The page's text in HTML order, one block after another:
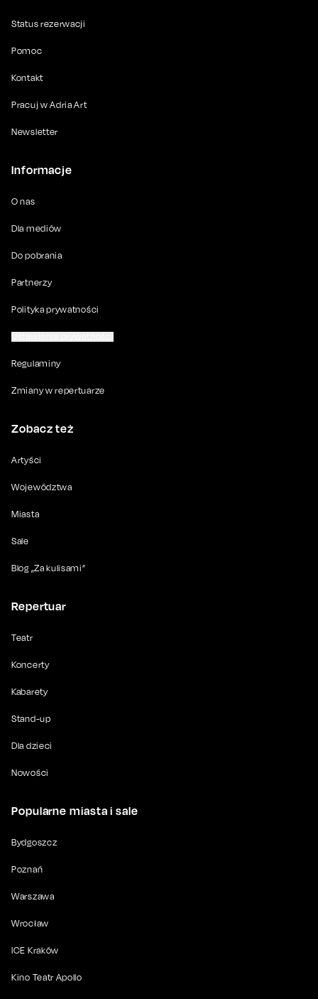
Status rezerwacji
Pomoc
Kontakt
Pracuj w Adria Art
Newsletter
Informacje
O nas
Dla mediów
Do pobrania
Partnerzy
Polityka prywatności
Regulaminy
Zmiany w repertuarze
Zobacz też
Artyści
Województwa
Miasta
Sale
Blog „Za kulisami”
Repertuar
Teatr
Koncerty
Kabarety
Stand-up
Dla dzieci
Nowości
Popularne miasta i sale
Bydgoszcz
Poznań
Warszawa
Wrocław
ICE Kraków
Kino Teatr Apollo